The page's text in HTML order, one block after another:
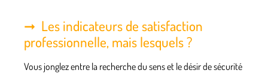
Les indicateurs de satisfaction
professionnelle, mais lesquels ?
Vous jonglez entre la recherche du sens et le désir de sécurité